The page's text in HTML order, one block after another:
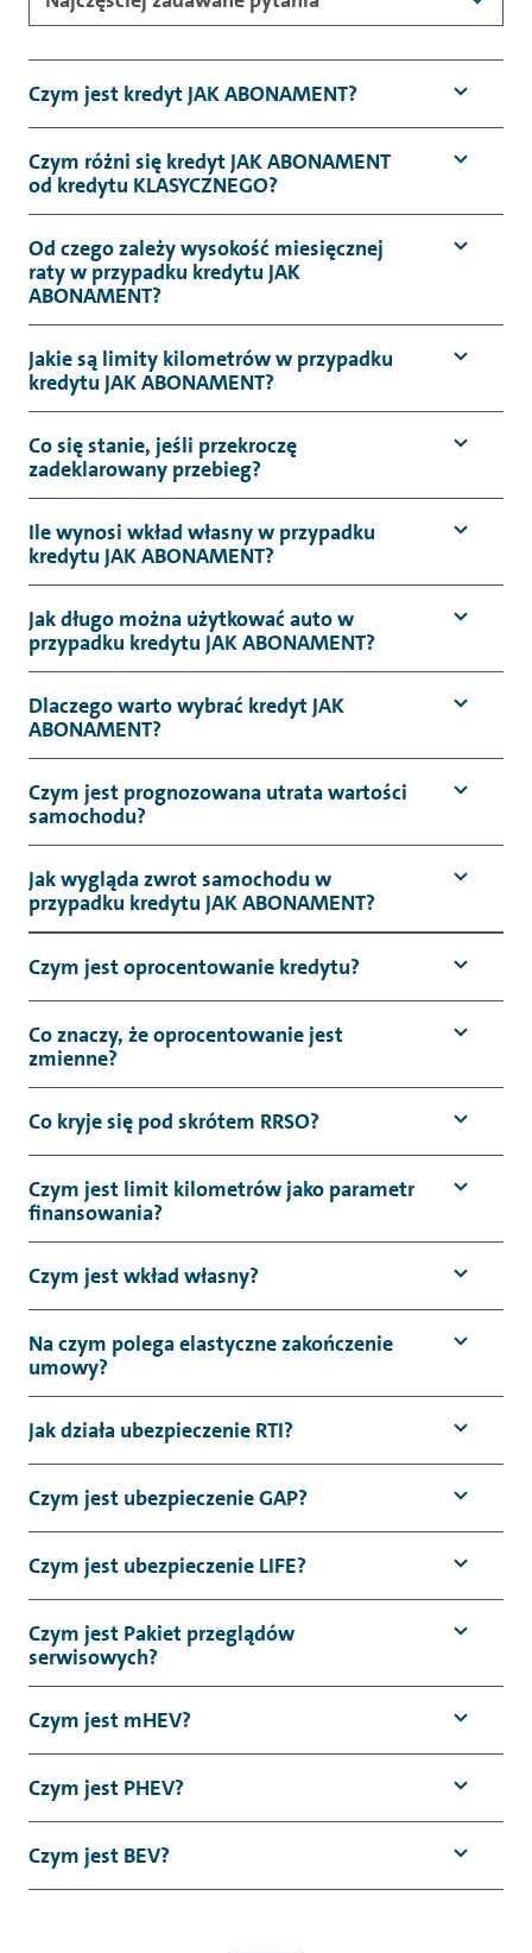
Czym jest kredyt JAK ABONAMENT?
Czym różni się kredyt JAK ABONAMENT
od kredytu KLASYCZNEGO?
Od czego zależy wysokość miesięcznej
raty w przypadku kredytu JAK
ABONAMENT?
Jakie są limity kilometrów w przypadku
kredytu JAK ABONAMENT?
Co się stanie, jeśli przekroczę
zadeklarowany przebieg?
Ile wynosi wkład własny w przypadku
kredytu JAK ABONAMENT?
Jak długo można użytkować auto w
przypadku kredytu JAK ABONAMENT?
Dlaczego warto wybrać kredyt JAK
ABONAMENT?
Czym jest prognozowana utrata wartości
samochodu?
Jak wygląda zwrot samochodu w
przypadku kredytu JAK ABONAMENT?
Czym jest oprocentowanie kredytu?
Co znaczy, że oprocentowanie jest
zmienne?
Co kryje się pod skrótem RRSO?
Czym jest limit kilometrów jako parametr
finansowania?
Czym jest wkład własny?
Na czym polega elastyczne zakończenie
umowy?
Jak działa ubezpieczenie RTI?
Czym jest ubezpieczenie GAP?
Czym jest ubezpieczenie LIFE?
Czym jest Pakiet przeglądów
serwisowych?
Czym jest mHEV?
Czym jest PHEV?
Czym jest BEV?